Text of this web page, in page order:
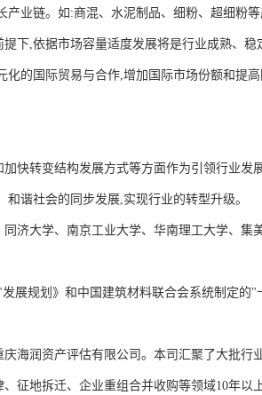
业链。如:商混、水泥制品、细粉、超细粉等
下,依据市场容量适度发展将是行业成熟、
的国际贸易与合作,增加国际市场份额和提
快转变结构发展方式等方面作为引领行业发
谐社会的同步发展,实现行业的转型升级。
济大学、南京工业大学、华南理工大学、集
展规划》和中国建筑材料联合会系统制定的
海润资产评估有限公司。本司汇聚了大批行
征地拆迁、企业重组合并收购等领域10年以